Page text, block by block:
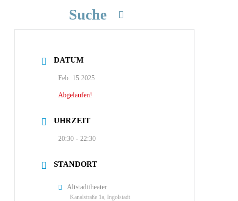
Suche
DATUM
Feb. 15 2025
Abgelaufen!
UHRZEIT
20:30 - 22:30
STANDORT
Altstadttheater
Kanalstraße 1a, Ingolstadt